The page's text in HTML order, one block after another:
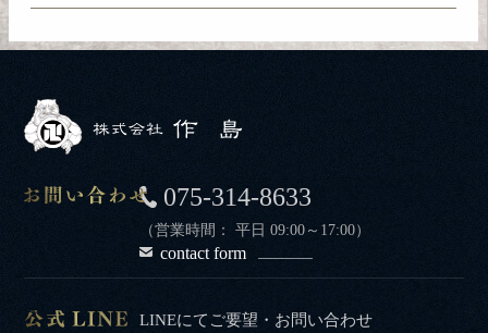
075-314-8633
（営業時間： 平日 09:00～17:00）
contact form
LINEにてご要望・お問い合わせ